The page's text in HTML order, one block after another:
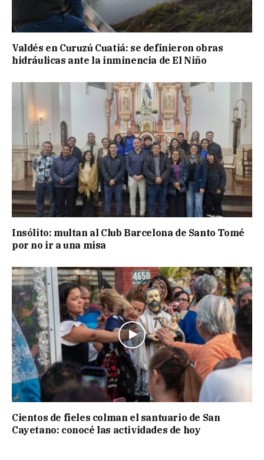
Valdés en Curuzú Cuatiá: se definieron obras
hidráulicas ante la inminencia de El Niño
Insólito: multan al Club Barcelona de Santo Tomé
por no ir a una misa
Cientos de fieles colman el santuario de San
Cayetano: conocé las actividades de hoy